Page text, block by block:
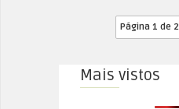
Página 1 de 2
Mais vistos